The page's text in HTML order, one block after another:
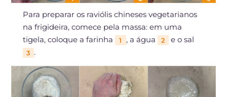
Para preparar os raviólis chineses vegetarianos
na frigideira, comece pela massa: em uma
tigela, coloque a farinha
1 , a água 2 e o sal
3 .